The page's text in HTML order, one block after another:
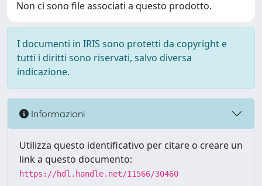
Non ci sono file associati a questo prodotto.
I documenti in IRIS sono protetti da copyright e
tutti i diritti sono riservati, salvo diversa
indicazione.
Informazioni
Utilizza questo identificativo per citare o creare un
link a questo documento:
https://hdl.handle.net/11566/30460